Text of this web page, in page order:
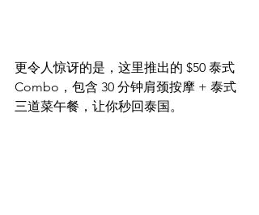
更令人惊讶的是，这里推出的 $50 泰式
Combo，包含 30 分钟肩颈按摩 + 泰式
三道菜午餐，让你秒回泰国。